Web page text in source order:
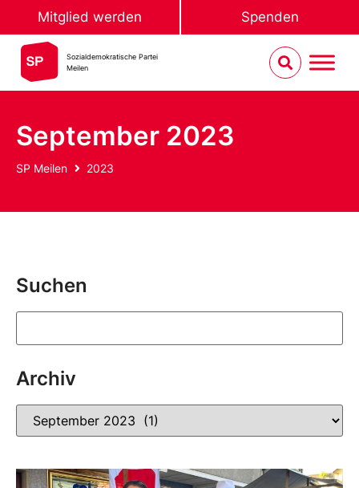
Mitglied werden Spenden
Sozialdemokratische Partei
Meilen
September 2023
SP Meilen 2023
Suchen
Archiv